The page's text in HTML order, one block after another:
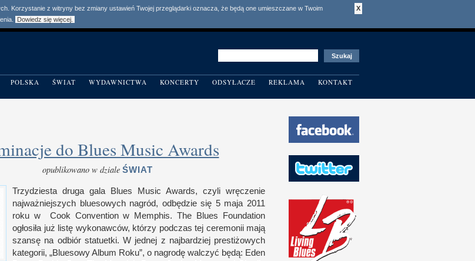
X
Korzystanie z witryny bez zmiany ustawień Twojej przeglądarki oznacza, że będą one umieszczane w Twoim
Dowiedz się więcej.
POLSKA ŚWIAT WYDAWNICTWA KONCERTY ODSYŁACZE REKLAMA KONTAKT
do Blues Music Awards
opublikowano w dziale ŚWIAT
Trzydziesta druga gala Blues Music Awards, czyli wręczenie
najważniejszych bluesowych nagród, odbędzie się 5 maja 2011
roku w Cook Conventionw Memphis. The Blues Foundation
ogłosiła już listę wykonawców, którzy podczas tej ceremonii mają
szansę na odbiór statuetki. W jednej z najbardziej prestiżowych
kategorii, „Bluesowy Album Roku”, o nagrodę walczyć będą: Eden